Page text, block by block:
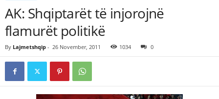
AK: Shqiptarët të injorojnë
flamurët politikë
By Lajmetshqip - 26 November, 2011 1034 0